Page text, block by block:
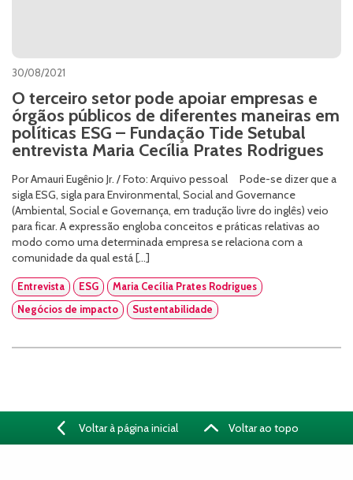
30/08/2021
O terceiro setor pode apoiar empresas e
órgãos públicos de diferentes maneiras em
políticas ESG – Fundação Tide Setubal
entrevista Maria Cecília Prates Rodrigues
Por Amauri Eugênio Jr. / Foto: Arquivo pessoal Pode-se dizer que a
sigla ESG, sigla para Environmental, Social and Governance
(Ambiental, Social e Governança, em tradução livre do inglês) veio
para ficar. A expressão engloba conceitos e práticas relativas ao
modo como uma determinada empresa se relaciona com a
comunidade da qual está […]
Entrevista ESG
Maria Cecília Prates Rodrigues
Negócios de impacto
Sustentabilidade
Voltar à página inicial Voltar ao topo